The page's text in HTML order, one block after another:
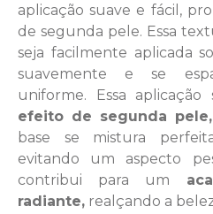
aplicação suave e fácil,
de segunda pele. Essa
seja facilmente aplicada
suavemente e se
uniforme. Essa
efeito de segunda pele,
base se mistura
evitando um aspecto
contribui para um
radiante, realçando a